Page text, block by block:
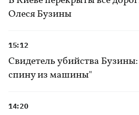
Олеся Бузины
Свидетель убийства
спину из машины"
15:12
14:20